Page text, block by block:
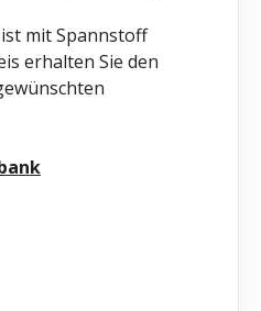
mit Spannstoff
erhalten Sie den